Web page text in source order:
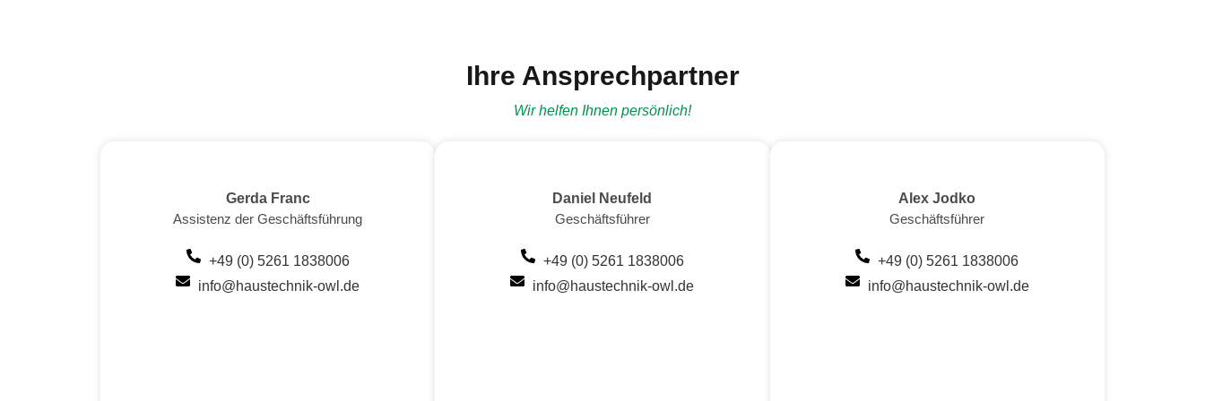
Ihre Ansprechpartner
Wir helfen Ihnen persönlich!
Gerda Franc
Assistenz der Geschäftsführung
+49 (0) 5261 1838006
info@haustechnik-owl.de
Daniel Neufeld
Geschäftsführer
+49 (0) 5261 1838006
info@haustechnik-owl.de
Alex Jodko
Geschäftsführer
+49 (0) 5261 1838006
info@haustechnik-owl.de